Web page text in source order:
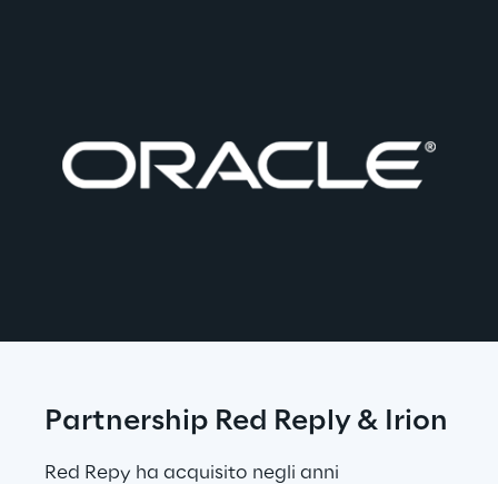
Partnership Red Reply & Irion
Red Repy ha acquisito negli anni